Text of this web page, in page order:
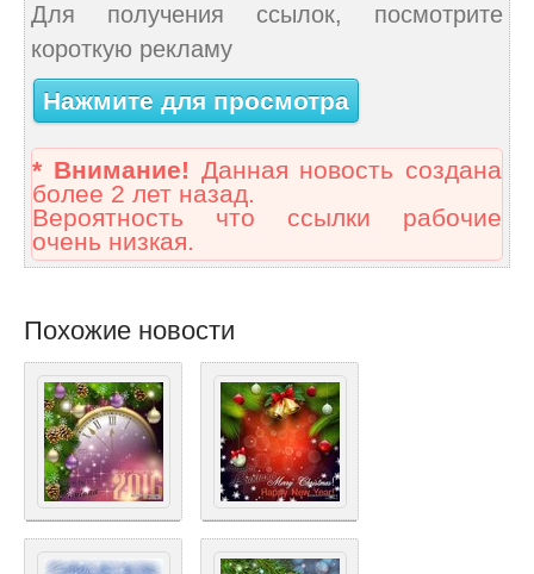
Для получения ссылок, посмотрите
короткую рекламу
Нажмите для просмотра
* Внимание! Данная новость создана
более 2 лет назад.
Вероятность что ссылки рабочие
очень низкая.
Похожие новости